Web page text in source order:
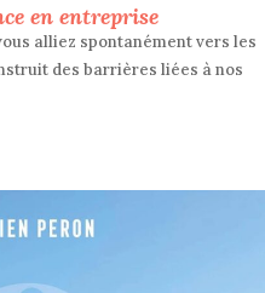
en entreprise
alliez spontanément vers les
des barrières liées à nos